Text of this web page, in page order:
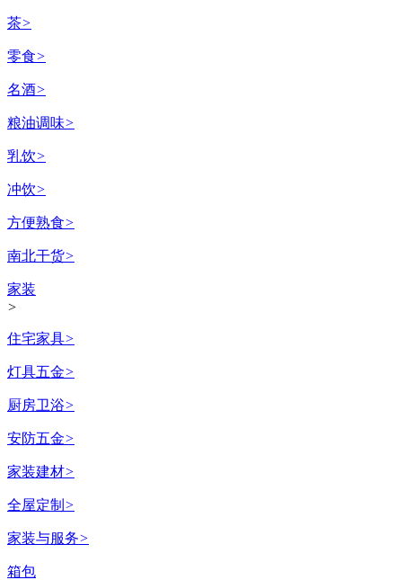
茶>
零食>
名酒>
粮油调味>
乳饮>
冲饮>
方便熟食>
南北干货>
家装
>
住宅家具>
灯具五金>
厨房卫浴>
安防五金>
家装建材>
全屋定制 >
家装与服务>
箱包